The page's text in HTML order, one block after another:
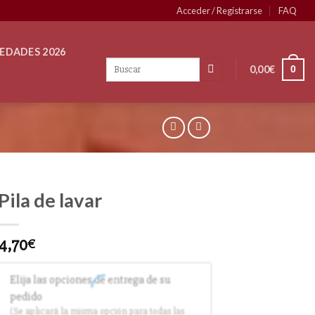
Acceder / Registrarse FAQ
2026
0,00€ 0
Pila de lavar
€
Elija las opciones de entrega de su
pedido
(Se aplicará la misma opción para todas las